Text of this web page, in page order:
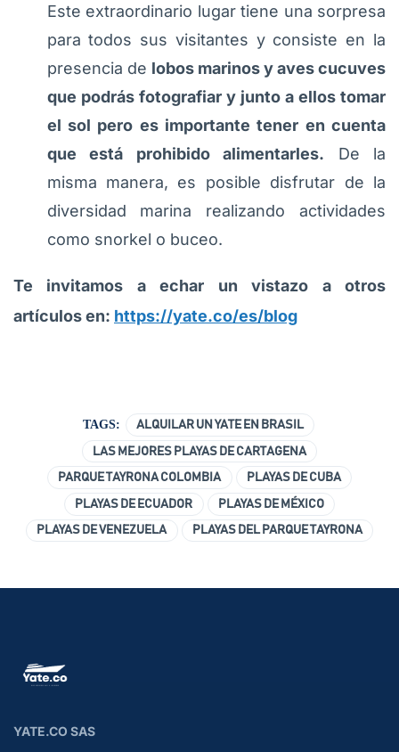
Este extraordinario lugar tiene una sorpresa
para todos sus visitantes y consiste en la
presencia de lobos marinos y aves cucuves
que podrás fotografiar y junto a ellos tomar
el sol pero es importante tener en cuenta
que está prohibido alimentarles. De la
misma manera, es posible disfrutar de la
diversidad marina realizando actividades
como snorkel o buceo.
Te invitamos a echar un vistazo a otros
artículos en: https://yate.co/es/blog
TAGS: ALQUILAR UN YATE EN BRASIL
LAS MEJORES PLAYAS DE CARTAGENA
PARQUE TAYRONA COLOMBIA PLAYAS DE CUBA
PLAYAS DE ECUADOR PLAYAS DE MÉXICO
PLAYAS DE VENEZUELA PLAYAS DEL PARQUE TAYRONA
YATE.CO SAS